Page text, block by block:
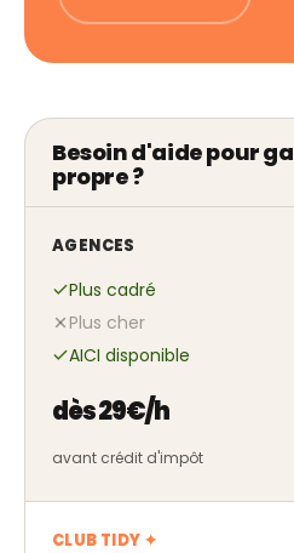
Besoin d'aide pour
propre ?
AGENCES
Plus cadré
Plus cher
AICI disponible
dès 29€/h
avant crédit d'impôt
CLUB TIDY ✦